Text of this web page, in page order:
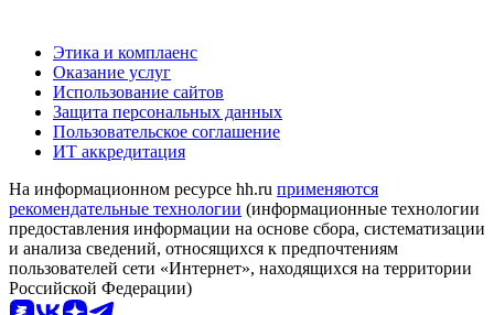
Этика и комплаенс
Оказание услуг
Использование сайтов
Защита персональных данных
Пользовательское соглашение
ИТ аккредитация
На информационном ресурсе hh.ru применяются
рекомендательные технологии (информационные технологии
предоставления информации на основе сбора, систематизации
и анализа сведений, относящихся к предпочтениям
пользователей сети «Интернет», находящихся на территории
Российской Федерации)